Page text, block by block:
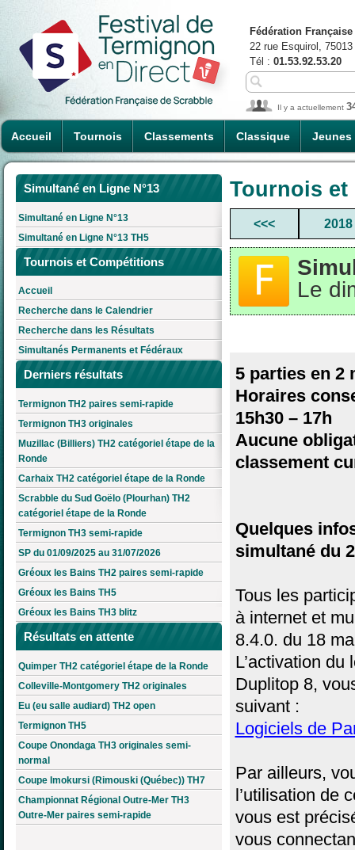
Accueil Tournois Classements Classique Jeunes
Fédération
22 rue Esquirol,
Tél : 01.53.92.53.20
Il y a actuellement
Simultané en Ligne N°13
Simultané en Ligne N°13
Simultané en Ligne N°13 TH5
Tournois et Compétitions
Accueil
Recherche dans le Calendrier
Recherche dans les Résultats
Simultanés Permanents et Fédéraux
Derniers résultats
Termignon TH2 paires semi-rapide
Termignon TH3 originales
Muzillac (Billiers) TH2 catégoriel étape de la
Ronde
Carhaix TH2 catégoriel étape de la Ronde
Scrabble du Sud Goëlo (Plourhan) TH2
catégoriel étape de la Ronde
Termignon TH3 semi-rapide
SP du 01/09/2025 au 31/07/2026
Gréoux les Bains TH2 paires semi-rapide
Gréoux les Bains TH5
Gréoux les Bains TH3 blitz
Résultats en attente
Quimper TH2 catégoriel étape de la Ronde
Colleville-Montgomery TH2 originales
Eu (eu salle audiard) TH2 open
Termignon TH5
Coupe Onondaga TH3 originales semi-
normal
Coupe Imokursi (Rimouski (Québec)) TH7
Championnat Régional Outre-Mer TH3
Outre-Mer paires semi-rapide
Tournois
<<< 2018
Le
5 parties en 2
Horaires
15h30 – 17h
Aucune
classement
Quelques
simultané du
Tous les
à internet et
8.4.0. du 18
L’activation
Duplitop 8,
suivant :
Logiciels de
Par ailleurs,
l’utilisation de
vous est
vous